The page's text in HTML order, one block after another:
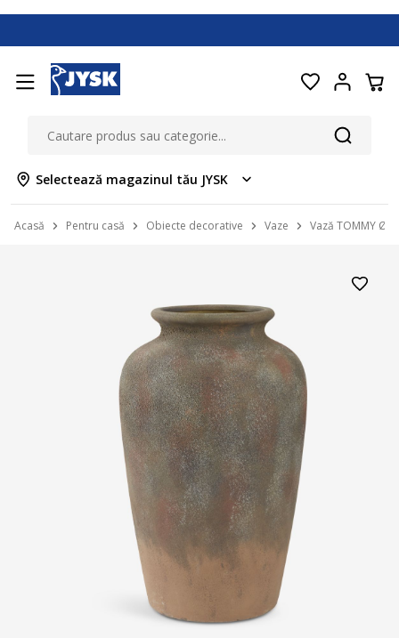
Selectează magazinul tău JYSK
Acasă Pentru casă Obiecte decorative Vaze Vază TOMMY